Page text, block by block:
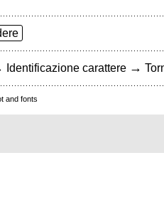
Identificazione carattere →
and fonts